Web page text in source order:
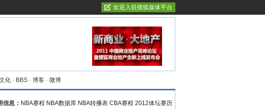
欢迎入驻搜狐媒体平台
化 - BBS - 博客 - 微博
信息： NBA赛程 NBA数据库 NBA转播表 CBA赛程 2012体坛赛历